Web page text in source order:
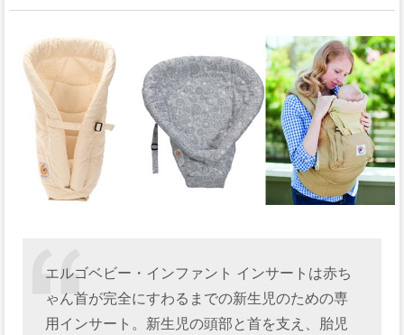
エルゴベビー・インファント インサートは赤ち
ゃん首が完全にすわるまでの新生児のための専
用インサート。新生児の頭部と首を支え、胎児